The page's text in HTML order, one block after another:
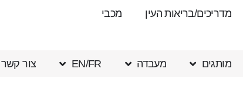
מדריכים/בריאות העין מכבי
מותגים מעבדה EN/FR צור קשר